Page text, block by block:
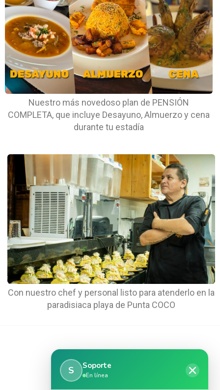
Nuestro más novedoso plan de PENSIÓN
COMPLETA, que incluye Desayuno, Almuerzo y cena
durante tu estadía
Con nuestro chef y personal listo para atenderlo en la
paradisiaca playa de Punta COCO
S Soporte
En línea